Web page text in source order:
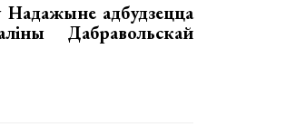
Надажыне адбудзецца
Дабравольскай